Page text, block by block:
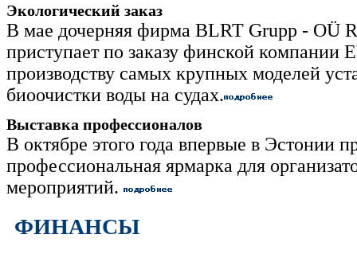
Экологический заказ
В мае дочерняя фирма BLRT Grupp - OÜ
приступает по заказу финской компании
производству самых крупных моделей
биоочистки воды на судах.
Выставка профессионалов
В октябре этого года впервые в Эстонии
профессиональная ярмарка для
мероприятий.
ФИНАНСЫ